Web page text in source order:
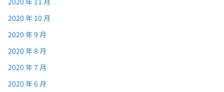
2020 年 10 月
2020 年 9 月
2020 年 8 月
2020 年 7 月
2020 年 6 月